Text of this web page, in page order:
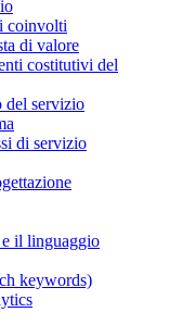
coinvolti
di valore
costitutivi del
del servizio
di servizio
il linguaggio
keywords)